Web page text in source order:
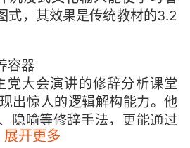
式，其效果是传统教材的3.2
容器
大会演讲的修辞分析课堂
出惊人的逻辑解构能力。他
隐喻等修辞手法，更能通过
"叙事背后的政治传播策略。
展开更多